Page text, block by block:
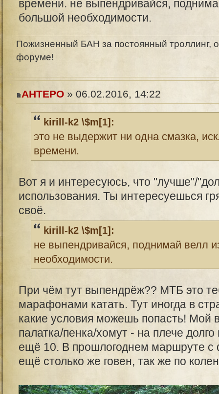
времени. не выпендривайся,
большой необходимости.
Пожизненный БАН за постоянный троллинг,
форуме!
AHTEPO » 06.02.2016, 14:22
kirill-k2 \$m[1]:
это не выдержит ни одна смазка,
времени.
Вот я и интересуюсь, что "лучше"/
использования. Ты интересуешься
своё.
kirill-k2 \$m[1]:
не выпендривайся, поднимай велл
необходимости.
При чём тут выпендрёж?? МТБ это
марафонами катать. Тут иногда в
какие условия можешь попасть! Мой
палатка/пенка/хомут - на плече
ещё 10. В прошлогоднем маршруте с
ещё столько же говен, так же по